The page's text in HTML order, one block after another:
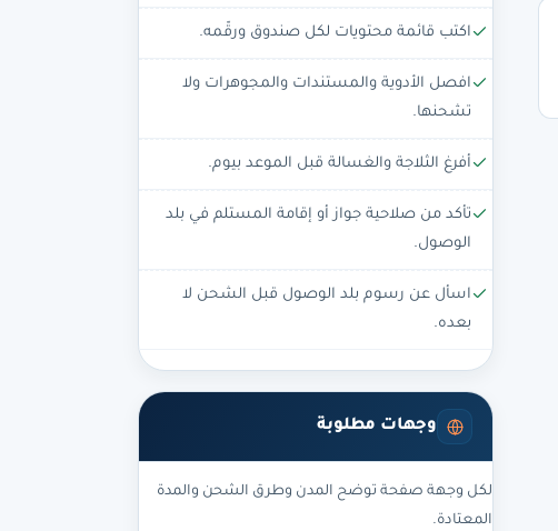
اكتب قائمة محتويات لكل صندوق ورقّمه.
افصل الأدوية والمستندات والمجوهرات ولا
تشحنها.
أفرغ الثلاجة والغسالة قبل الموعد بيوم.
تأكد من صلاحية جواز أو إقامة المستلم في بلد
الوصول.
اسأل عن رسوم بلد الوصول قبل الشحن لا
بعده.
وجهات مطلوبة
لكل وجهة صفحة توضح المدن وطرق الشحن والمدة
المعتادة.